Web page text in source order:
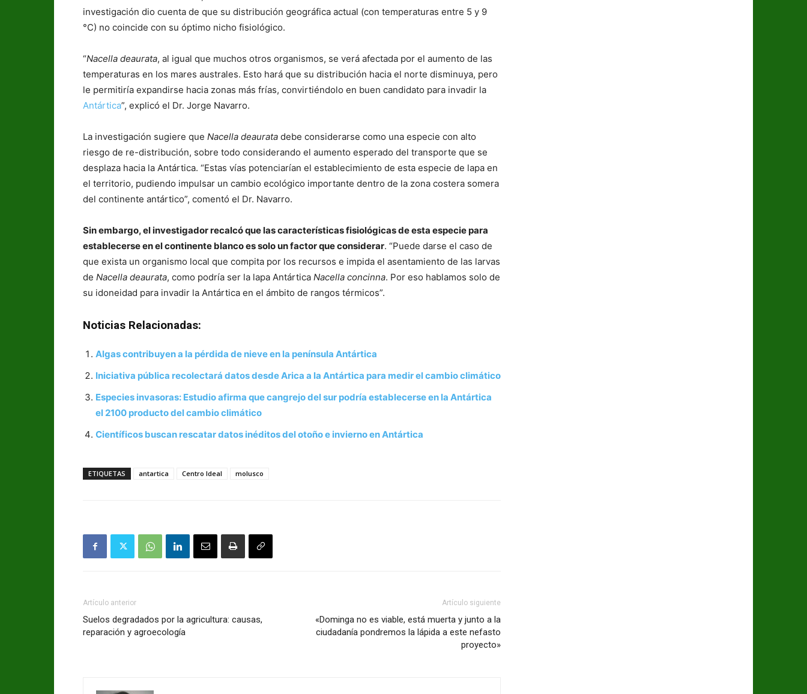
investigación dio cuenta de que su distribución geográfica actual (con temperaturas entre 5 y 9
°C) no coincide con su óptimo nicho fisiológico.
“Nacella deaurata, al igual que muchos otros organismos, se verá afectada por el aumento de las
temperaturas en los mares australes. Esto hará que su distribución hacia el norte disminuya, pero
le permitiría expandirse hacia zonas más frías, convirtiéndolo en buen candidato para invadir la
Antártica”, explicó el Dr. Jorge Navarro.
La investigación sugiere que Nacella deaurata debe considerarse como una especie con alto
riesgo de re-distribución, sobre todo considerando el aumento esperado del transporte que se
desplaza hacia la Antártica. “Estas vías potenciarían el establecimiento de esta especie de lapa en
el territorio, pudiendo impulsar un cambio ecológico importante dentro de la zona costera somera
del continente antártico”, comentó el Dr. Navarro.
Sin embargo, el investigador recalcó que las características fisiológicas de esta especie para
establecerse en el continente blanco es solo un factor que considerar. “Puede darse el caso de
que exista un organismo local que compita por los recursos e impida el asentamiento de las larvas
de Nacella deaurata, como podría ser la lapa Antártica Nacella concinna. Por eso hablamos solo de
su idoneidad para invadir la Antártica en el ámbito de rangos térmicos”.
Noticias Relacionadas:
Algas contribuyen a la pérdida de nieve en la península Antártica
Iniciativa pública recolectará datos desde Arica a la Antártica para medir el cambio climático
Especies invasoras: Estudio afirma que cangrejo del sur podría establecerse en la Antártica
el 2100 producto del cambio climático
Científicos buscan rescatar datos inéditos del otoño e invierno en Antártica
ETIQUETAS antartica Centro Ideal molusco
Artículo anterior
Suelos degradados por la agricultura: causas,
reparación y agroecología
Artículo siguiente
«Dominga no es viable, está muerta y junto a la
ciudadanía pondremos la lápida a este nefasto
proyecto»